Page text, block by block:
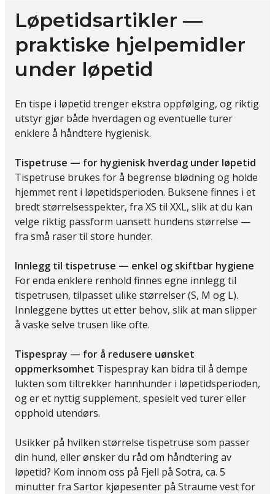
Løpetidsartikler —
praktiske hjelpemidler
under løpetid
En tispe i løpetid trenger ekstra oppfølging, og riktig
utstyr gjør både hverdagen og eventuelle turer
enklere å håndtere hygienisk.
Tispetruse — for hygienisk hverdag under løpetid
Tispetruse brukes for å begrense blødning og holde
hjemmet rent i løpetidsperioden. Buksene finnes i et
bredt størrelsesspekter, fra XS til XXL, slik at du kan
velge riktig passform uansett hundens størrelse —
fra små raser til store hunder.
Innlegg til tispetruse — enkel og skiftbar hygiene
For enda enklere renhold finnes egne innlegg til
tispetrusen, tilpasset ulike størrelser (S, M og L).
Innleggene byttes ut etter behov, slik at man slipper
å vaske selve trusen like ofte.
Tispespray — for å redusere uønsket
oppmerksomhet Tispespray kan bidra til å dempe
lukten som tiltrekker hannhunder i løpetidsperioden,
og er et nyttig supplement, spesielt ved turer eller
opphold utendørs.
Usikker på hvilken størrelse tispetruse som passer
din hund, eller ønsker du råd om håndtering av
løpetid? Kom innom oss på Fjell på Sotra, ca. 5
minutter fra Sartor kjøpesenter på Straume vest for